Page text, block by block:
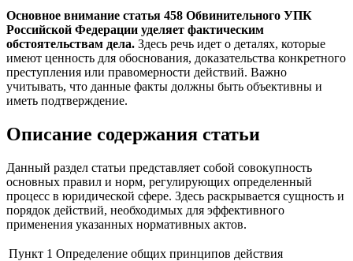
Основное внимание статья 458 Обвинительного УПК
Российской Федерации уделяет фактическим
обстоятельствам дела. Здесь речь идет о деталях, которые
имеют ценность для обоснования, доказательства конкретного
преступления или правомерности действий. Важно
учитывать, что данные факты должны быть объективны и
иметь подтверждение.
Описание содержания статьи
Данный раздел статьи представляет собой совокупность
основных правил и норм, регулирующих определенный
процесс в юридической сфере. Здесь раскрывается сущность и
порядок действий, необходимых для эффективного
применения указанных нормативных актов.
Пункт 1 Определение общих принципов действия